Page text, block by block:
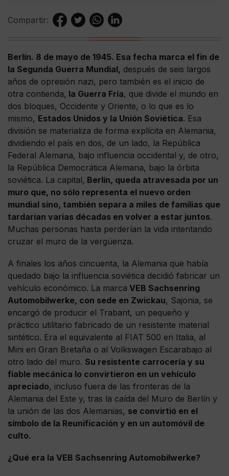
Compartir:
Berlín. 8 de mayo de 1945. Esa fecha marca el fin de
la Segunda Guerra Mundial, después de seis largos
años de opresión nazi, pero también es el inicio de
otra contienda, la Guerra Fría, que divide el mundo en
dos bloques, Occidente y Oriente, o lo que es lo
mismo, Estados Unidos y la Unión Soviética. Esa
división se materializa de forma explícita en Alemania,
dividiendo el país en dos, de un lado, la República
Federal Alemana, bajo influencia occidental y, de otro,
la República Democrática Alemana, bajo la órbita
soviética. La capital, Berlín, queda atravesada por un
muro que, no sólo representa el nuevo orden
mundial sino, también separa a miles de familias que
tardarían varias décadas en volver a estar juntos.
Muchas personas hasta perderían la vida intentando
cruzar el muro de la vergüenza.
A finales los años cincuenta, la Alemania que había
quedado bajo la influencia soviética decidió fabricar un
vehículo económico. La marca VEB Sachsenring
Automobilwerke, con sede en Zwickau, Sajonia, se
encargó de producir el Trabant, un pequeño y
práctico utilitario fabricado de un resistente material
sintético. Era el equivalente al FIAT 500 en Italia, al
Mini en Gran Bretaña o al Volkswagen Escarabajo al
otro lado del muro. Su resistente carrocería y su
fiable mecánica lo convirtieron en un vehículo
apreciado, incluso fuera de las fronteras de la
Alemania del Este y, tras la caída del Muro de Berlín y
la unión de las dos Alemanias, se convirtió en el
símbolo de la Reunificación y en un automóvil de
culto.
¿Qué era la VEB Sachsenring Automobilwerke?